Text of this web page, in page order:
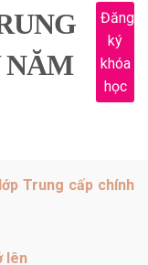
NĂM
Đăng
ký
khóa
học
Trung cấp chính
lên